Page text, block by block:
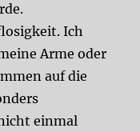
Ich
Arme oder
auf die
einmal